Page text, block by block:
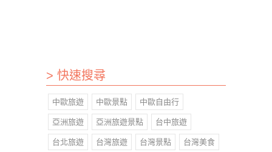
> 快速搜尋
中歐旅遊 中歐景點 中歐自由行
亞洲旅遊 亞洲旅遊景點 台中旅遊
台北旅遊 台灣旅遊 台灣景點 台灣美食